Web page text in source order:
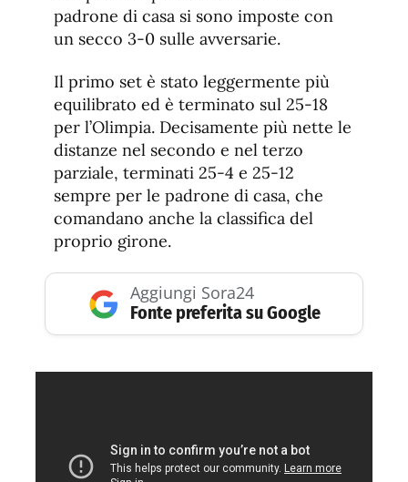
padrone di casa si sono imposte con
un secco 3-0 sulle avversarie.
Il primo set è stato leggermente più
equilibrato ed è terminato sul 25-18
per l’Olimpia. Decisamente più nette le
distanze nel secondo e nel terzo
parziale, terminati 25-4 e 25-12
sempre per le padrone di casa, che
comandano anche la classifica del
proprio girone.
Aggiungi Sora24
Fonte preferita su Google